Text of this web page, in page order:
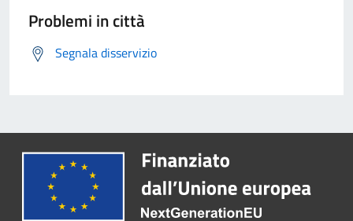
Problemi in città
Segnala disservizio